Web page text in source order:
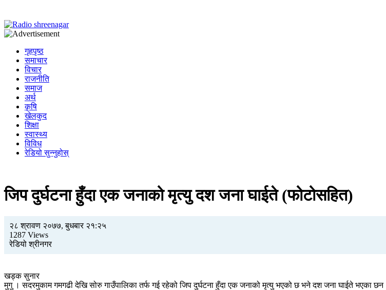
गृहपृष्ठ
समाचार
विचार
राजनीति
समाज
अर्थ
कृषि
खेलकुद
शिक्षा
स्वास्थ्य
विविध
रेडियो सुन्नुहोस्
जिप दुर्घटना हुँदा एक जनाको मृत्यु दश जना घाईते (फोटोसहित)
२८ श्रावण २०७७, बुधबार २१:२५
1287 Views
रेडियो श्रीनगर
खड्क सुनार
मुगु । सदरमुकाम गमगढी देखि सोरु गाउँपालिका तर्फ गई रहेको जिप दुर्घटना हुँदा एक जनाको मृत्यु भएको छ भने दश जना घाईते भएका छन